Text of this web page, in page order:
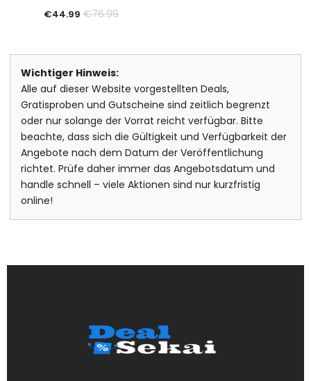
€44.99 €76.99
Wichtiger Hinweis:
Alle auf dieser Website vorgestellten Deals,
Gratisproben und Gutscheine sind zeitlich begrenzt
oder nur solange der Vorrat reicht verfügbar. Bitte
beachte, dass sich die Gültigkeit und Verfügbarkeit der
Angebote nach dem Datum der Veröffentlichung
richtet. Prüfe daher immer das Angebotsdatum und
handle schnell – viele Aktionen sind nur kurzfristig
online!